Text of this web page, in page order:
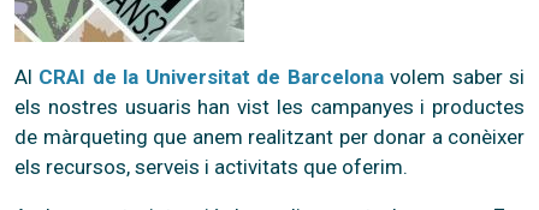
Al CRAI de la Universitat de Barcelonavolem saber si
els nostres usuaris han vist les campanyes i productes
de màrqueting que anem realitzant per donar a conèixer
els recursos, serveis i activitats que oferim.